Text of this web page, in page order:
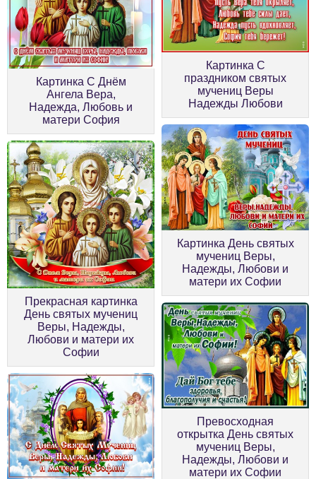
Картинка С Днём
Ангела Вера,
Надежда, Любовь и
матери София
Картинка С
праздником святых
мучениц Веры
Надежды Любови
Прекрасная картинка
День святых мучениц
Веры, Надежды,
Любови и матери их
Софии
Картинка День святых
мучениц Веры,
Надежды, Любови и
матери их Софии
Превосходная
открытка День святых
мучениц Веры,
Надежды, Любови и
матери их Софии